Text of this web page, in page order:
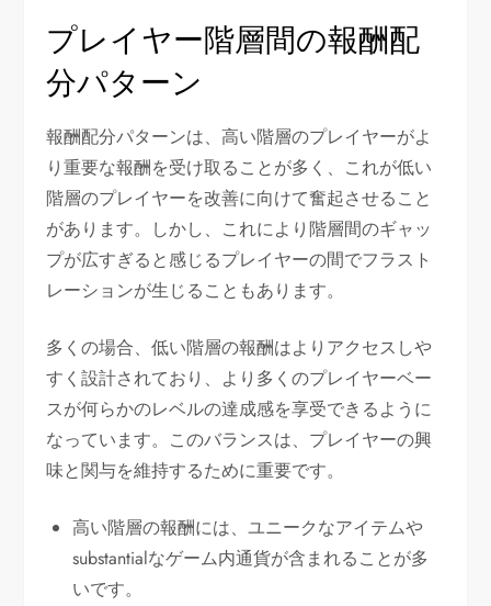
プレイヤー階層間の報酬配
分パターン
報酬配分パターンは、高い階層のプレイヤーがよ
り重要な報酬を受け取ることが多く、これが低い
階層のプレイヤーを改善に向けて奮起させること
があります。しかし、これにより階層間のギャッ
プが広すぎると感じるプレイヤーの間でフラスト
レーションが生じることもあります。
多くの場合、低い階層の報酬はよりアクセスしや
すく設計されており、より多くのプレイヤーベー
スが何らかのレベルの達成感を享受できるように
なっています。このバランスは、プレイヤーの興
味と関与を維持するために重要です。
高い階層の報酬には、ユニークなアイテムや
substantialなゲーム内通貨が含まれることが多
いです。